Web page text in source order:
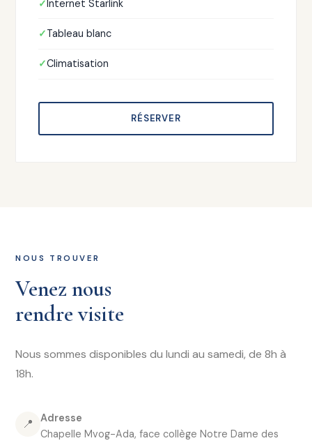
Internet Starlink
Tableau blanc
Climatisation
RÉSERVER
NOUS TROUVER
Venez nous
rendre visite
Nous sommes disponibles du lundi au samedi, de 8h à
18h.
📍
Adresse
Chapelle Mvog-Ada, face collège Notre Dame des